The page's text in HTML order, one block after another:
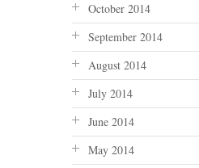
October 2014
September 2014
August 2014
July 2014
June 2014
May 2014